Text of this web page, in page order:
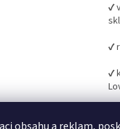
✔
✔
✔